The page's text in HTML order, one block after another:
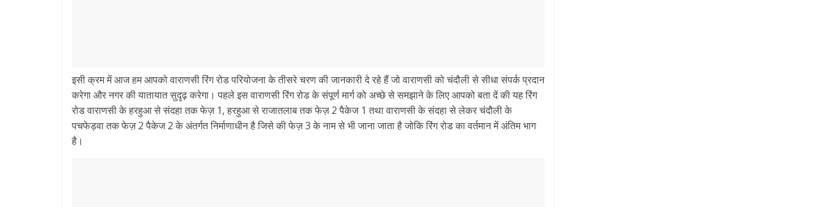
इसी क्रम में आज हम आपको वाराणसी रिंग रोड परियोजना के तीसरे चरण की जानकारी दे रहे हैं जो वाराणसी को चंदौली से सीधा संपर्क प्रदान
करेगा और नगर की यातायात सुदृढ़ करेगा। पहले इस वाराणसी रिंग रोड के संपूर्ण मार्ग को अच्छे से समझाने के लिए आपको बता दें की यह रिंग
रोड वाराणसी के हरहुआ से संदहा तक फेज़ 1, हरहुआ से राजातलाब तक फेज़ 2 पैकेज 1 तथा वाराणसी के संदहा से लेकर चंदौली के
पचफेड़वा तक फेज़ 2 पैकेज 2 के अंतर्गत निर्माणाधीन है जिसे की फेज़ 3 के नाम से भी जाना जाता है जोकि रिंग रोड का वर्तमान में अंतिम भाग
है।